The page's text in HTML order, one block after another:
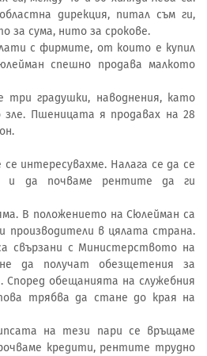
дирекция, питал съм ги,
за сума, нито за срокове.
с фирмите, от които е купил
спешно продава малкото
три градушки, наводнения, като
зле. Пшеницата я продавах на 28
се интересувахме. Налага се да се
и да почваме рентите да ги
В положението на Сюлейман са
производители в цялата страна.
свързани с Министерството на
да получат обезщетения за
Според обещанията на служебния
трябва да стане до края на
на тези пари се връщаме
кредити, рентите трудно